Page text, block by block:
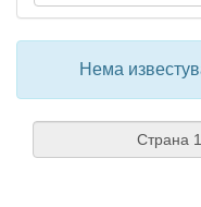
Нема